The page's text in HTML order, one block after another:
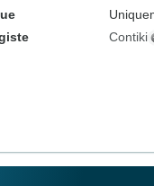
Contiki